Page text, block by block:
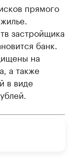
прямого
застройщика
банк.
на
а также
в виде